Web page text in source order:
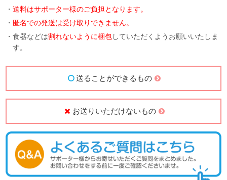
・送料はサポーター様のご負担となります。
・ 匿名での発送は受け取りできません。
・食器などは割れないように梱包していただくようお願いいたしま
す。
送ることができるもの
お送りいただけないもの